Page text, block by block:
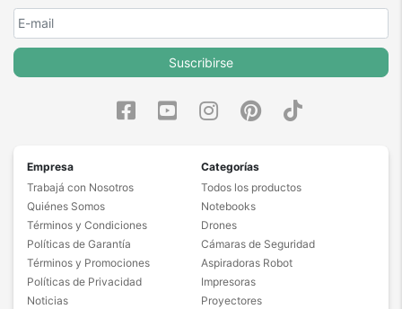
Suscribirse
Empresa
Trabajá con Nosotros
Quiénes Somos
Términos y Condiciones
Políticas de Garantía
Términos y Promociones
Políticas de Privacidad
Noticias
Categorías
Todos los productos
Notebooks
Drones
Cámaras de Seguridad
Aspiradoras Robot
Impresoras
Proyectores